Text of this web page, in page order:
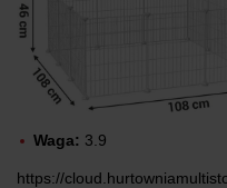
Waga: 3.9
https://